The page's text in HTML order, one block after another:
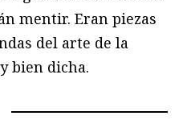
mentir. Eran piezas
del arte de la
bien dicha.